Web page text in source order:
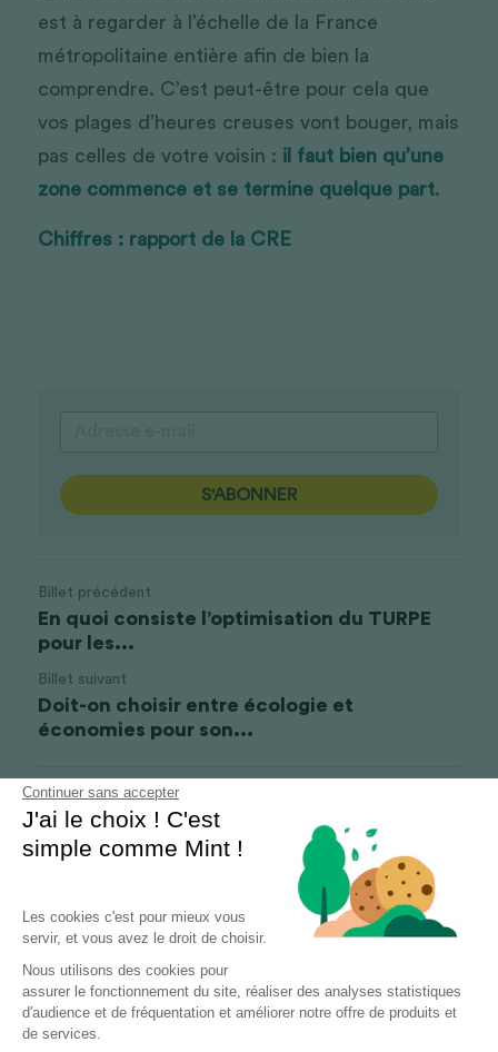
Continuer sans accepter
J'ai le choix ! C'est
simple comme Mint !
Les cookies c'est pour mieux vous
servir, et vous avez le droit de choisir.
Nous utilisons des cookies pour
assurer le fonctionnement du site, réaliser des analyses statistiques
d'audience et de fréquentation et améliorer notre offre de produits et
de services.
est à regarder à l’échelle de la France
métropolitaine entière afin de bien la
comprendre. C’est peut-être pour cela que
vos plages d’heures creuses vont bouger, mais
pas celles de votre voisin : il faut bien qu’une
zone commence et se termine quelque part.
Chiffres : rapport de la CRE
S'ABONNER
Billet précédent
En quoi consiste l’optimisation du TURPE
pour les...
Billet suivant
Doit-on choisir entre écologie et
économies pour son...
Revenir au site